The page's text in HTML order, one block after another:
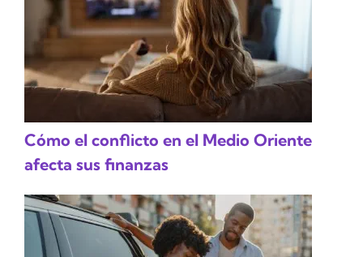
Cómo el conflicto en el Medio Oriente
afecta sus finanzas